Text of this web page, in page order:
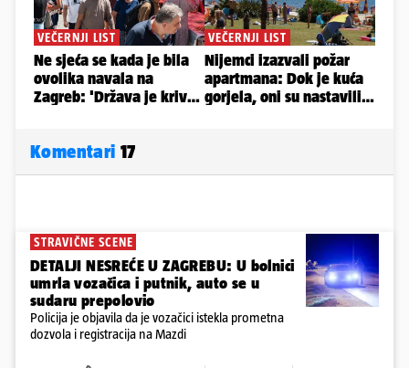
Komentari 17
STRAVIČNE SCENE
DETALJI NESREĆE U ZAGREBU: U bolnici
umrla vozačica i putnik, auto se u
sudaru prepolovio
Policija je objavila da je vozačici istekla prometna
dozvola i registracija na Mazdi